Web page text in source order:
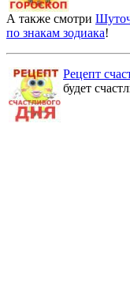
А также смотри
по знакам зодиака!
Рецепт
будет